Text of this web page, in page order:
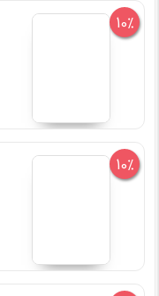
10%
10%